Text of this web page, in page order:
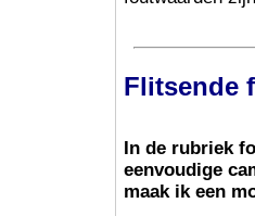
Flitsende
In de rubriek
eenvoudige
maak ik een